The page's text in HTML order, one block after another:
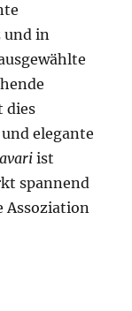
und in
dies
elegante
ist
spannend
Assoziation